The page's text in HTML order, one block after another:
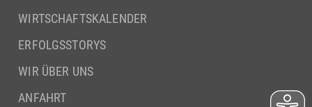
WIRTSCHAFTSKALENDER
ERFOLGSSTORYS
WIR ÜBER UNS
ANFAHRT